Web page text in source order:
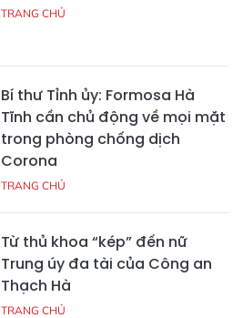
TRANG CHỦ
Bí thư Tỉnh ủy: Formosa Hà
Tĩnh cần chủ động về mọi mặt
trong phòng chống dịch
Corona
TRANG CHỦ
Từ thủ khoa “kép” đến nữ
Trung úy đa tài của Công an
Thạch Hà
TRANG CHỦ